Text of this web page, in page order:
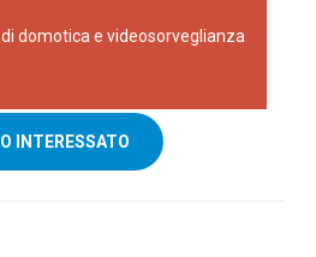
domotica e videosorveglianza
INTERESSATO